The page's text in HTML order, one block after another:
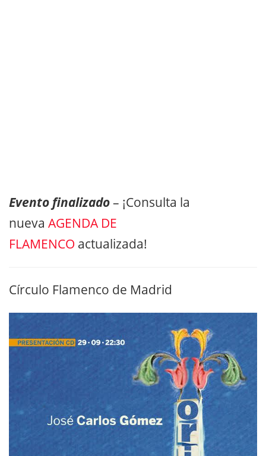
Evento finalizado– ¡Consulta la
nueva AGENDA DE
FLAMENCO actualizada!
Círculo Flamenco de Madrid